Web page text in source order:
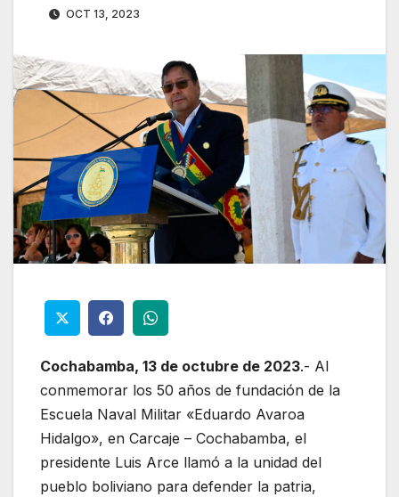
OCT 13, 2023
Cochabamba, 13 de octubre de 2023.- Al
conmemorar los 50 años de fundación de la
Escuela Naval Militar «Eduardo Avaroa
Hidalgo», en Carcaje – Cochabamba, el
presidente Luis Arce llamó a la unidad del
pueblo boliviano para defender la patria,